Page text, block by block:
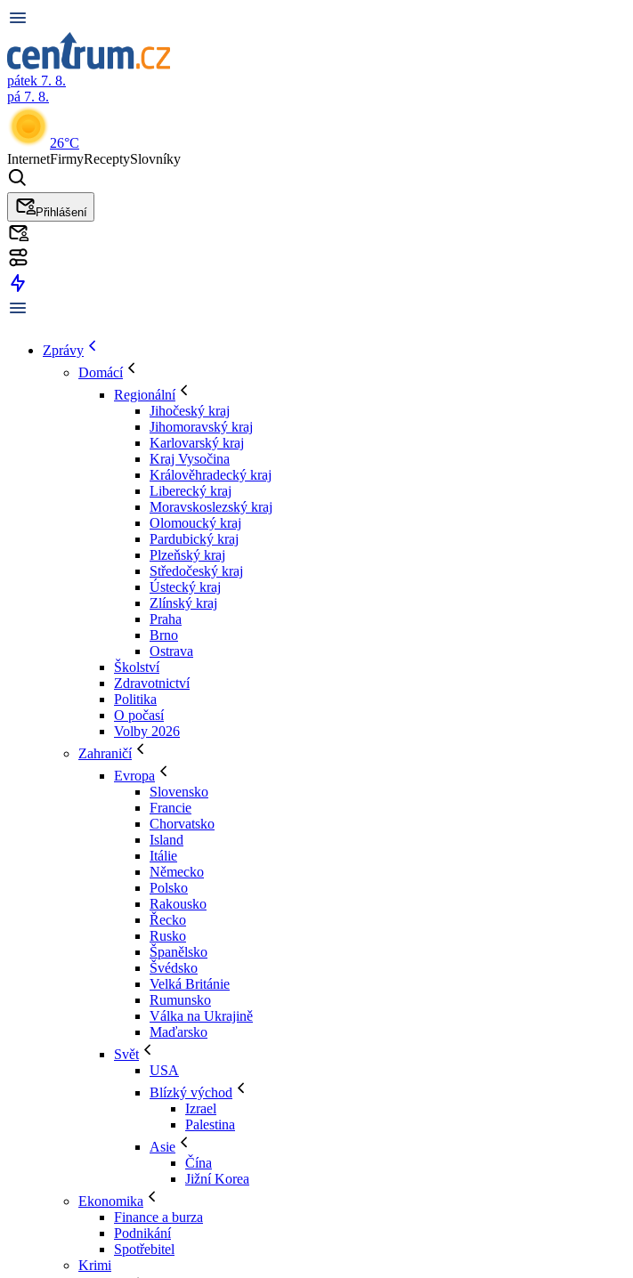
pátek 7. 8.
pá 7. 8.
26°C
InternetFirmyReceptySlovníky
Přihlášení
Zprávy
Domácí
Regionální
Jihočeský kraj
Jihomoravský kraj
Karlovarský kraj
Kraj Vysočina
Králověhradecký kraj
Liberecký kraj
Moravskoslezský kraj
Olomoucký kraj
Pardubický kraj
Plzeňský kraj
Středočeský kraj
Ústecký kraj
Zlínský kraj
Praha
Brno
Ostrava
Školství
Zdravotnictví
Politika
O počasí
Volby 2026
Zahraničí
Evropa
Slovensko
Francie
Chorvatsko
Island
Itálie
Německo
Polsko
Rakousko
Řecko
Rusko
Španělsko
Švédsko
Velká Británie
Rumunsko
Válka na Ukrajině
Maďarsko
Svět
USA
Blízký východ
Izrael
Palestina
Asie
Čína
Jižní Korea
Ekonomika
Finance a burza
Podnikání
Spotřebitel
Krimi